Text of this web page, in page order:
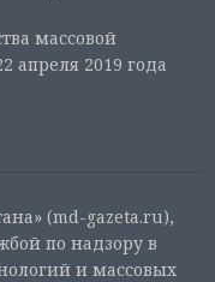
массовой
апреля 2019 года
(md-gazeta.ru),
по надзору в
и массовых